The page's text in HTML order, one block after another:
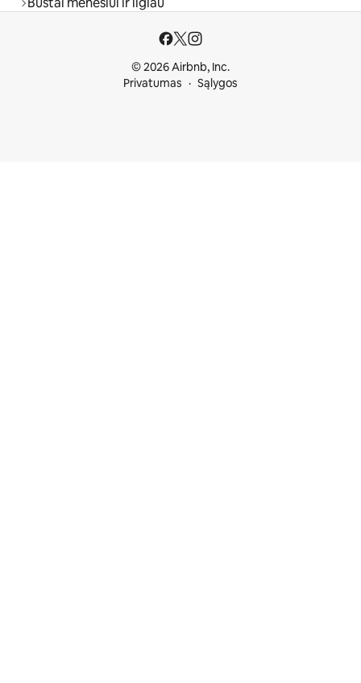
© 2026 Airbnb, Inc.
Privatumas
Sąlygos